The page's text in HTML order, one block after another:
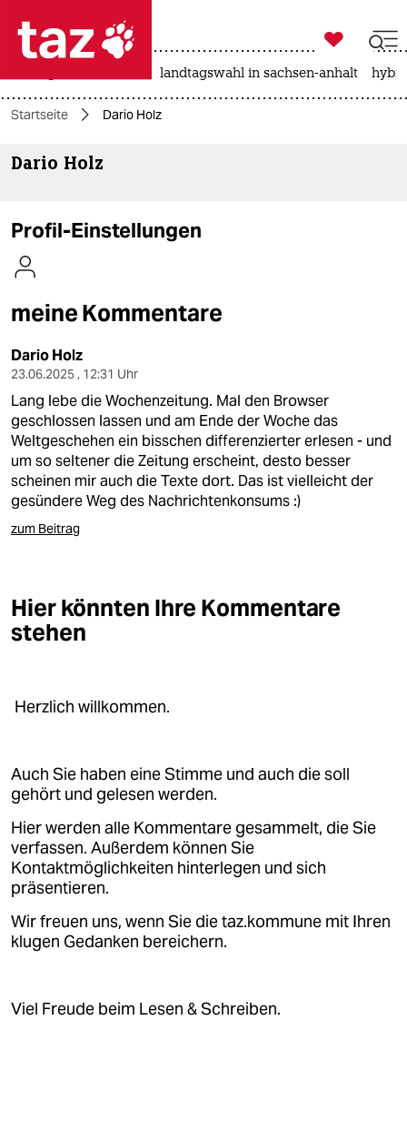
 taz zahl ich
taz zahl ich
themen
kultur
sport
berlin
nord
wahrheit
verlag
veranstaltungen
shop
unterstützen
genossenschaft
epaper login

taz zahl ich
landtagswahl in sachsen-anhalt
Startseite Dario Holz
Dario Holz
Profil-Einstellungen
meine Kommentare
Dario Holz
23.06.2025 , 12:31 Uhr
Lang lebe die Wochenzeitung. Mal den Browser
geschlossen lassen und am Ende der Woche das
Weltgeschehen ein bisschen differenzierter erlesen - und
um so seltener die Zeitung erscheint, desto besser
scheinen mir auch die Texte dort. Das ist vielleicht der
gesündere Weg des Nachrichtenkonsums :)
zum Beitrag
Hier könnten Ihre Kommentare
stehen
Herzlich willkommen.
Auch Sie haben eine Stimme und auch die soll
gehört und gelesen werden.
Hier werden alle Kommentare gesammelt, die Sie
verfassen. Außerdem können Sie
Kontaktmöglichkeiten hinterlegen und sich
präsentieren.
Wir freuen uns, wenn Sie die taz.kommune mit Ihren
klugen Gedanken bereichern.
Viel Freude beim Lesen & Schreiben.